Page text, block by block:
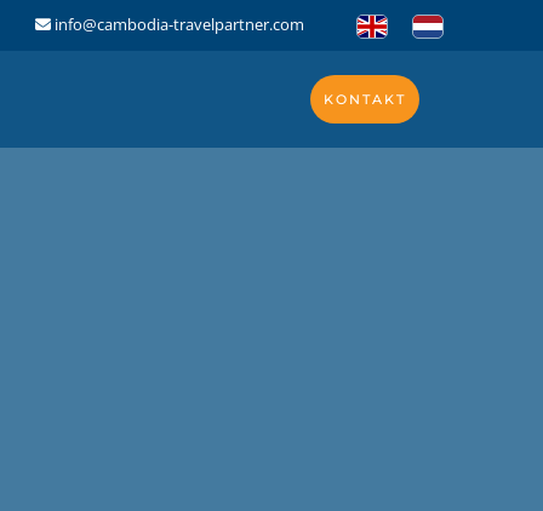
info@cambodia-travelpartner.com
KONTAKT